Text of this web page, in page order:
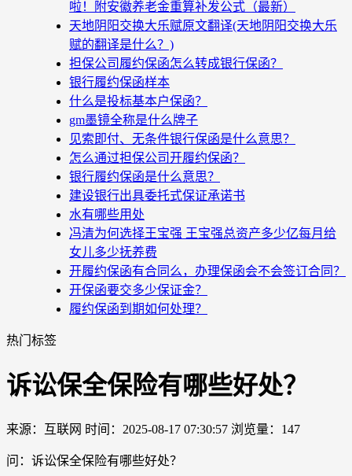
啦！附安徽养老金重算补发公式（最新）
天地阴阳交换大乐赋原文翻译(天地阴阳交换大乐
赋的翻译是什么？)
担保公司履约保函怎么转成银行保函？
银行履约保函样本
什么是投标基本户保函？
gm墨镜全称是什么牌子
见索即付、无条件银行保函是什么意思？
怎么通过担保公司开履约保函？
银行履约保函是什么意思？
建设银行出具委托式保证承诺书
水有哪些用处
冯清为何选择王宝强 王宝强总资产多少亿每月给
女儿多少抚养费
开履约保函有合同么，办理保函会不会签订合同？
开保函要交多少保证金？
履约保函到期如何处理？
热门标签
诉讼保全保险有哪些好处？
来源：互联网 时间：2025-08-17 07:30:57 浏览量：147
问：诉讼保全保险有哪些好处？